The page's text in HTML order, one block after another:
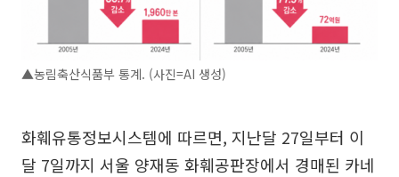
▲농림축산식품부 통계. (사진=AI 생성)
화훼유통정보시스템에 따르면, 지난달 27일부터 이
달 7일까지 서울 양재동 화훼공판장에서 경매된 카네